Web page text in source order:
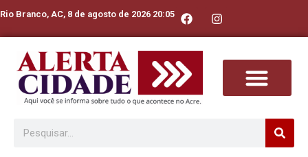
Rio Branco, AC, 8 de agosto de 2026 20:05